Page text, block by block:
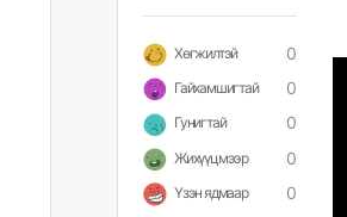
Хөгжилтэй 0
Гайхамшигтай 0
Гунигтай 0
Жихүүцмээр 0
Үзэн ядмаар 0